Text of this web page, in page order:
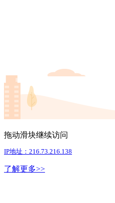
拖动滑块继续访问
IP地址：216.73.216.138
了解更多>>